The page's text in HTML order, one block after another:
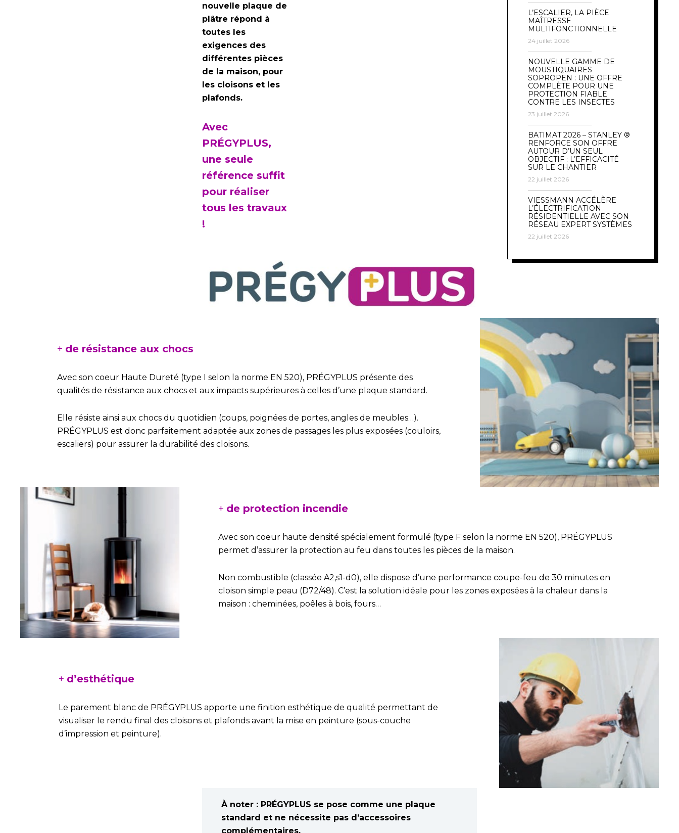
nouvelle plaque de
plâtre répond à
toutes les
exigences des
différentes pièces
de la maison, pour
les cloisons et les
plafonds.
Avec
PRÉGYPLUS,
une seule
référence suffit
pour réaliser
tous les travaux
!
+ de résistance aux chocs
Avec son coeur Haute Dureté (type I selon la norme EN 520), PRÉGYPLUS présente des
qualités de résistance aux chocs et aux impacts supérieures à celles d’une plaque standard.
Elle résiste ainsi aux chocs du quotidien (coups, poignées de portes, angles de meubles…).
PRÉGYPLUS est donc parfaitement adaptée aux zones de passages les plus exposées (couloirs,
escaliers) pour assurer la durabilité des cloisons.
+ de protection incendie
Avec son coeur haute densité spécialement formulé (type F selon la norme EN 520), PRÉGYPLUS
permet d’assurer la protection au feu dans toutes les pièces de la maison.
Non combustible (classée A2,s1-d0), elle dispose d’une performance coupe-feu de 30 minutes en
cloison simple peau (D72/48). C’est la solution idéale pour les zones exposées à la chaleur dans la
maison : cheminées, poêles à bois, fours…
+ d’esthétique
Le parement blanc de PRÉGYPLUS apporte une finition esthétique de qualité permettant de
visualiser le rendu final des cloisons et plafonds avant la mise en peinture (sous-couche
d’impression et peinture).
À noter : PRÉGYPLUS se pose comme une plaque
standard et ne nécessite pas d’accessoires
complémentaires.
L’ESCALIER, LA PIÈCE
MAÎTRESSE
MULTIFONCTIONNELLE
24 juillet 2026
NOUVELLE GAMME DE
MOUSTIQUAIRES
SOPROPEN : UNE OFFRE
COMPLÈTE POUR UNE
PROTECTION FIABLE
CONTRE LES INSECTES
23 juillet 2026
BATIMAT 2026 – STANLEY ®
RENFORCE SON OFFRE
AUTOUR D’UN SEUL
OBJECTIF : L’EFFICACITÉ
SUR LE CHANTIER
22 juillet 2026
VIESSMANN ACCÉLÈRE
L’ÉLECTRIFICATION
RÉSIDENTIELLE AVEC SON
RÉSEAU EXPERT SYSTÈMES
22 juillet 2026